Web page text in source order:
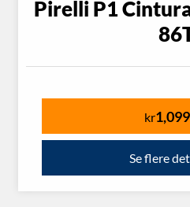
Pirelli P1
kr
Se flere